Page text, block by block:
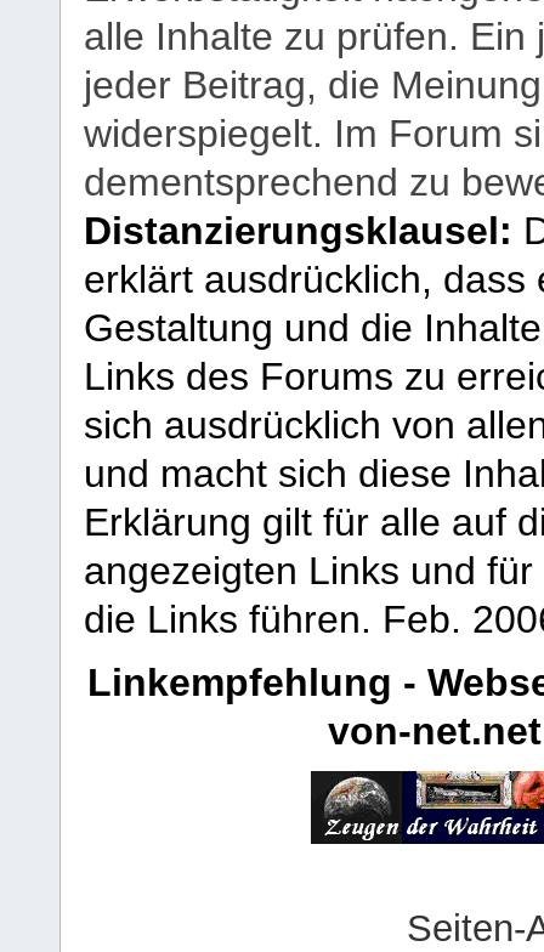
alle Inhalte zu prüfen.
jeder Beitrag, die
widerspiegelt. Im Forum
dementsprechend zu
Distanzierungsklausel:
erklärt ausdrücklich,
Gestaltung und die
Links des Forums zu
sich ausdrücklich von
und macht sich diese
Erklärung gilt für alle auf
angezeigten Links und
die Links führen. Feb.
Linkempfehlung -
von-net.net
Seiten-